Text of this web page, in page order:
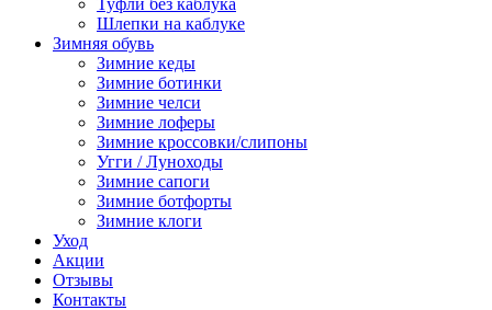
Туфли без каблука
Шлепки на каблуке
Зимняя обувь
Зимние кеды
Зимние ботинки
Зимние челси
Зимние лоферы
Зимние кроссовки/слипоны
Угги / Луноходы
Зимние сапоги
Зимние ботфорты
Зимние клоги
Уход
Акции
Отзывы
Контакты